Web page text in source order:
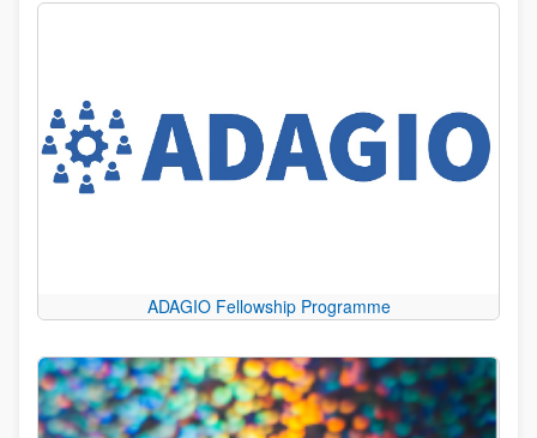
ADAGIO Fellowship Programme